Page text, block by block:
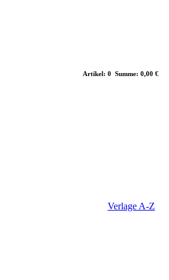
Artikel: 0 Summe: 0,00 €
Verlage A-Z